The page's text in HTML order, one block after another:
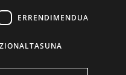
2026ko mar. 1a
ERRENDIMENDUA